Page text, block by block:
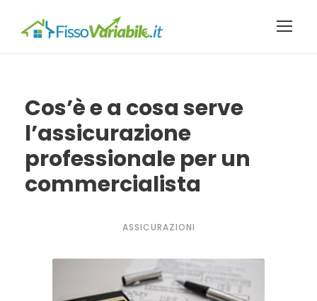
Cos’è e a cosa serve
l’assicurazione
professionale per un
commercialista
ASSICURAZIONI